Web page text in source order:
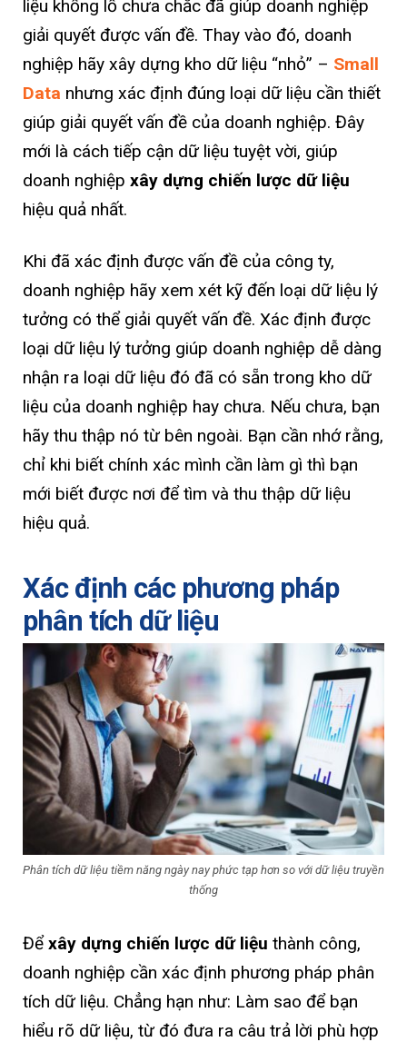
liệu khổng lồ chưa chắc đã giúp doanh nghiệp
giải quyết được vấn đề. Thay vào đó, doanh
nghiệp hãy xây dựng kho dữ liệu “nhỏ” – Small
Data nhưng xác định đúng loại dữ liệu cần thiết
giúp giải quyết vấn đề của doanh nghiệp. Đây
mới là cách tiếp cận dữ liệu tuyệt vời, giúp
doanh nghiệp xây dựng chiến lược dữ liệu
hiệu quả nhất.
Khi đã xác định được vấn đề của công ty,
doanh nghiệp hãy xem xét kỹ đến loại dữ liệu lý
tưởng có thể giải quyết vấn đề. Xác định được
loại dữ liệu lý tưởng giúp doanh nghiệp dễ dàng
nhận ra loại dữ liệu đó đã có sẵn trong kho dữ
liệu của doanh nghiệp hay chưa. Nếu chưa, bạn
hãy thu thập nó từ bên ngoài. Bạn cần nhớ rằng,
chỉ khi biết chính xác mình cần làm gì thì bạn
mới biết được nơi để tìm và thu thập dữ liệu
hiệu quả.
Xác định các phương pháp
phân tích dữ liệu
Phân tích dữ liệu tiềm năng ngày nay phức tạp hơn so với dữ liệu truyền
thống
Đểxây dựng chiến lược dữ liệu thành công,
doanh nghiệp cần xác định phương pháp phân
tích dữ liệu. Chẳng hạn như: Làm sao để bạn
hiểu rõ dữ liệu, từ đó đưa ra câu trả lời phù hợp